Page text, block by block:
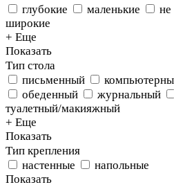
глубокие
маленькие не
широкие
+ Еще
Показать
Тип стола
письменный
обеденный
журнальный
туалетный/макияжный
+ Еще
Показать
Тип крепления
настенные
напольные
Показать